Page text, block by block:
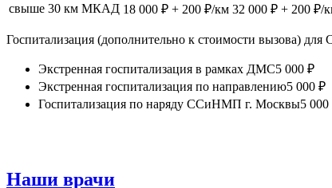
свыше 30 км МКАД 18 000 ₽ + 200 ₽/км 32 000 ₽ + 200 ₽/
Госпитализация (дополнительно к стоимости вызова)
Экстренная госпитализация в рамках ДМС5 000 ₽
Экстренная госпитализация по направлению5 000 ₽
Госпитализация по наряду ССиНМП г. Москвы5 000
Наши врачи